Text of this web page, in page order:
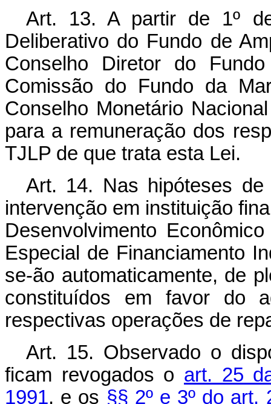
Art. 13. A partir de 1º
Deliberativo do Fundo de
Conselho Diretor do
Comissão do Fundo da
Conselho Monetário
para a remuneração dos
TJLP de que trata esta Lei.
Art. 14. Nas hipóteses de
intervenção em instituição
Desenvolvimento
Especial de Financiamento
se-ão automaticamente, de
constituídos em favor do
respectivas operações de
Art. 15. Observado o
ficam revogados o art. 25
1991, e os §§ 2º e 3º do art.